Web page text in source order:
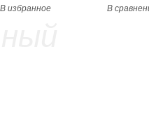
В избранное
В